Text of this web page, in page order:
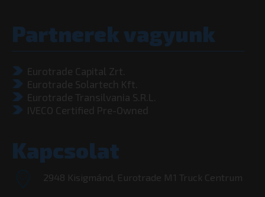
Partnerek vagyunk
Eurotrade Capital Zrt.
Eurotrade Solartech Kft.
Eurotrade Transilvania S.R.L.
IVECO Certified Pre-Owned
Kapcsolat
2948 Kisigmánd, Eurotrade M1 Truck Centrum